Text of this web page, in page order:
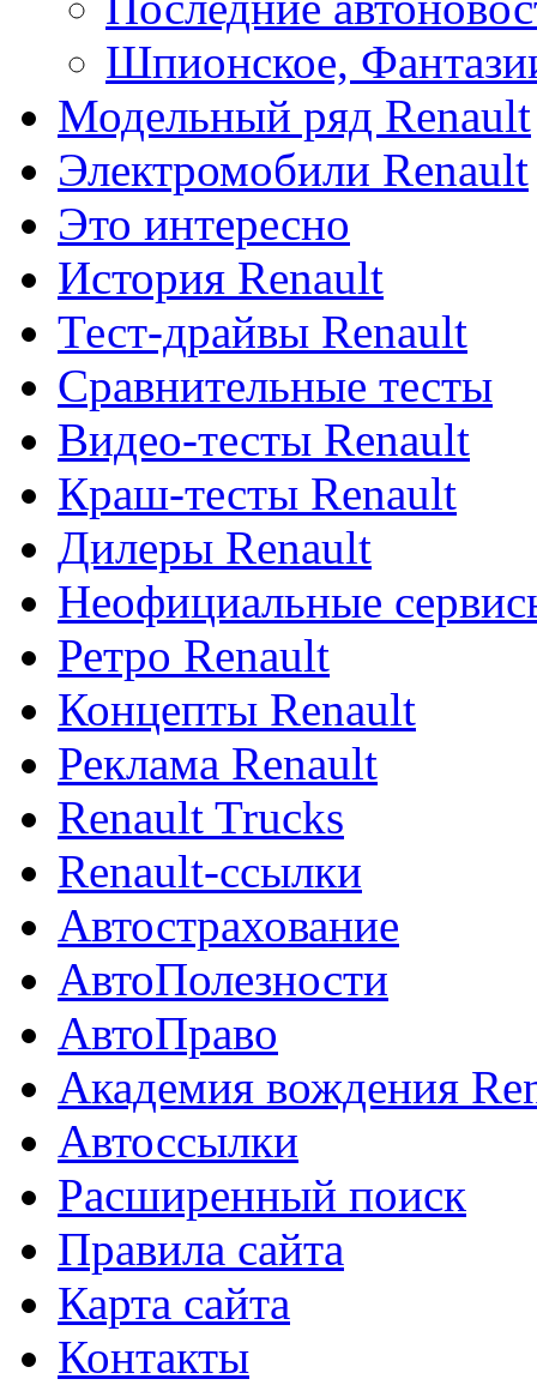
Шпионское,
Модельный ряд Renault
Электромобили Renault
Это интересно
История Renault
Тест-драйвы Renault
Сравнительные тесты
Видео-тесты Renault
Краш-тесты Renault
Дилеры Renault
Неофициальные
Ретро Renault
Концепты Renault
Реклама Renault
Renault Trucks
Renault-ссылки
Автострахование
АвтоПолезности
АвтоПраво
Академия вождения
Автоссылки
Расширенный поиск
Правила сайта
Карта сайта
Контакты